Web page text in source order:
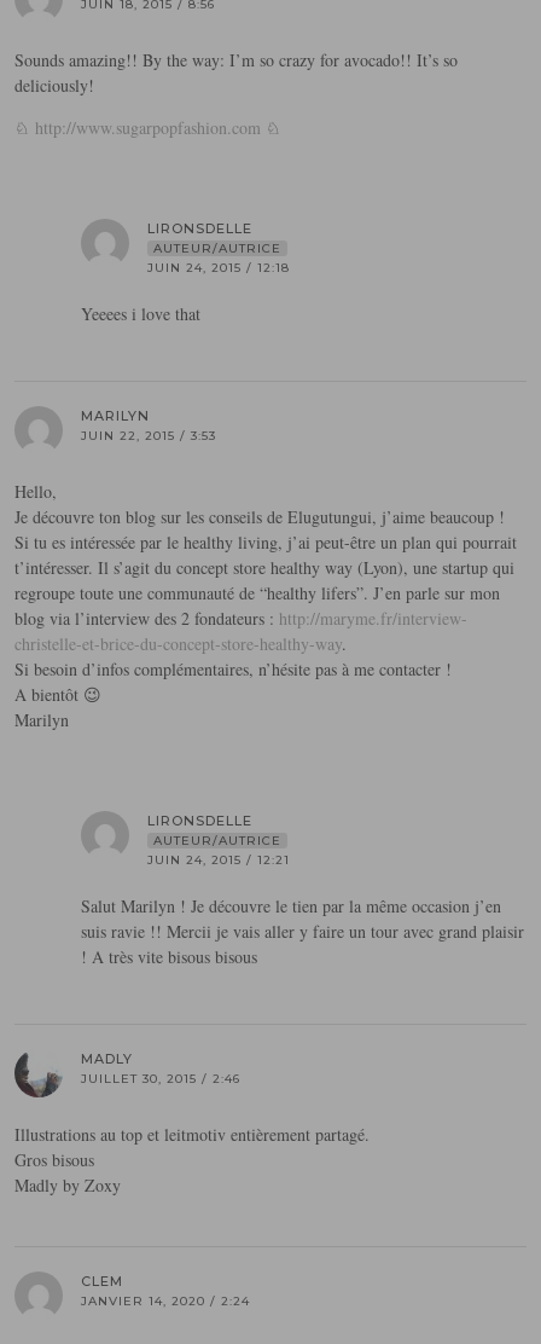
JUIN 18, 2015 / 8:56
Sounds amazing!! By the way: I’m so crazy for avocado!! It’s so
deliciously!
♘ http://www.sugarpopfashion.com ♘
LIRONSDELLE
AUTEUR/AUTRICE
JUIN 24, 2015 / 12:18
Yeeees i love that
MARILYN
JUIN 22, 2015 / 3:53
Hello,
Je découvre ton blog sur les conseils de Elugutungui, j’aime beaucoup !
Si tu es intéressée par le healthy living, j’ai peut-être un plan qui pourrait
t’intéresser. Il s’agit du concept store healthy way (Lyon), une startup qui
regroupe toute une communauté de “healthy lifers”. J’en parle sur mon
blog via l’interview des 2 fondateurs : http://maryme.fr/interview-
christelle-et-brice-du-concept-store-healthy-way.
Si besoin d’infos complémentaires, n’hésite pas à me contacter !
A bientôt 😉
Marilyn
LIRONSDELLE
AUTEUR/AUTRICE
JUIN 24, 2015 / 12:21
Salut Marilyn ! Je découvre le tien par la même occasion j’en
suis ravie !! Mercii je vais aller y faire un tour avec grand plaisir
! A très vite bisous bisous
MADLY
JUILLET 30, 2015 / 2:46
Illustrations au top et leitmotiv entièrement partagé.
Gros bisous
Madly by Zoxy
CLEM
JANVIER 14, 2020 / 2:24